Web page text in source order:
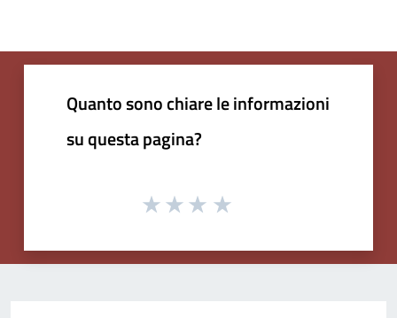
Quanto sono chiare le informazioni
su questa pagina?